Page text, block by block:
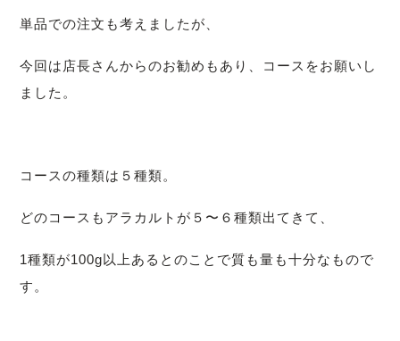
単品での注文も考えましたが、
今回は店長さんからのお勧めもあり、コースをお願いし
ました。
コースの種類は５種類。
どのコースもアラカルトが５〜６種類出てきて、
1種類が100g以上あるとのことで質も量も十分なもので
す。